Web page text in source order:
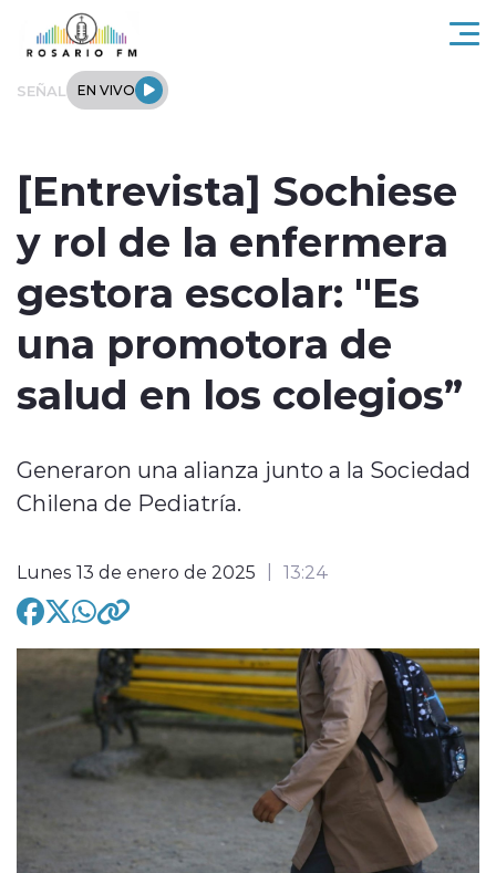
Click acá para ir directamente al contenido
SEÑAL EN VIVO
Internacional
Entrevistas
modo claro
[Entrevista] Sochiese
y rol de la enfermera
gestora escolar: "Es
una promotora de
salud en los colegios”
Generaron una alianza junto a la Sociedad
Chilena de Pediatría.
Lunes 13 de enero de 2025 13:24